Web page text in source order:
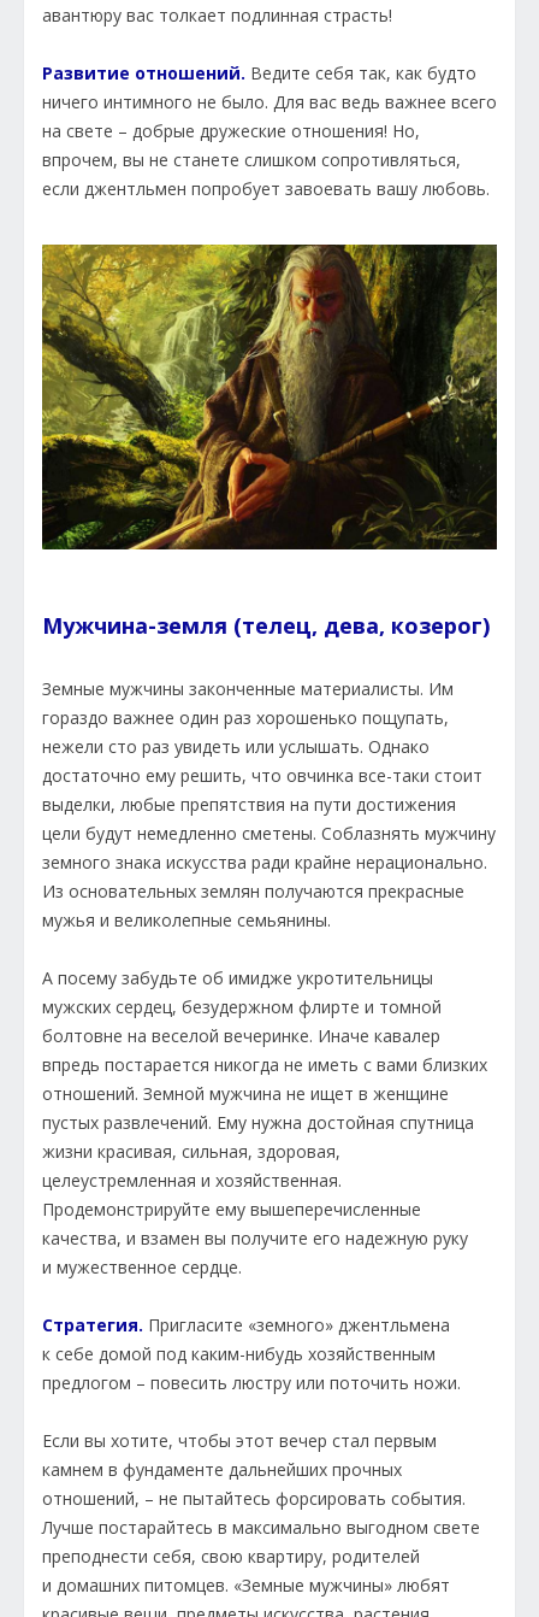
авантюру вас толкает подлинная страсть!
Развитие отношений. Ведите себя так, как будто
ничего интимного не было. Для вас ведь важнее всего
на свете – добрые дружеские отношения! Но,
впрочем, вы не станете слишком сопротивляться,
если джентльмен попробует завоевать вашу любовь.
Мужчина-земля (телец, дева, козерог)
Земные мужчины законченные материалисты. Им
гораздо важнее один раз хорошенько пощупать,
нежели сто раз увидеть или услышать. Однако
достаточно ему решить, что овчинка все-таки стоит
выделки, любые препятствия на пути достижения
цели будут немедленно сметены. Соблазнять мужчину
земного знака искусства ради крайне нерационально.
Из основательных землян получаются прекрасные
мужья и великолепные семьянины.
А посему забудьте об имидже укротительницы
мужских сердец, безудержном флирте и томной
болтовне на веселой вечеринке. Иначе кавалер
впредь постарается никогда не иметь с вами близких
отношений. Земной мужчина не ищет в женщине
пустых развлечений. Ему нужна достойная спутница
жизни красивая, сильная, здоровая,
целеустремленная и хозяйственная.
Продемонстрируйте ему вышеперечисленные
качества, и взамен вы получите его надежную руку
и мужественное сердце.
Стратегия. Пригласите «земного» джентльмена
к себе домой под каким-нибудь хозяйственным
предлогом – повесить люстру или поточить ножи.
Если вы хотите, чтобы этот вечер стал первым
камнем в фундаменте дальнейших прочных
отношений, – не пытайтесь форсировать события.
Лучше постарайтесь в максимально выгодном свете
преподнести себя, свою квартиру, родителей
и домашних питомцев. «Земные мужчины» любят